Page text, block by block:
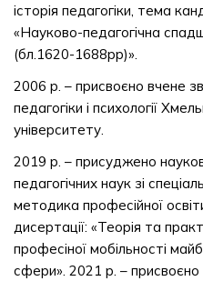
історія педагогіки, тема
«Науково-педагогічна
(бл.1620-1688рр)».
2006 р. – присвоєно вчене
педагогіки і психології
університету.
2019 р. – присуджено
педагогічних наук зі
методика професійної
дисертації: «Теорія та
професіної мобільності
сфери». 2021 р. –